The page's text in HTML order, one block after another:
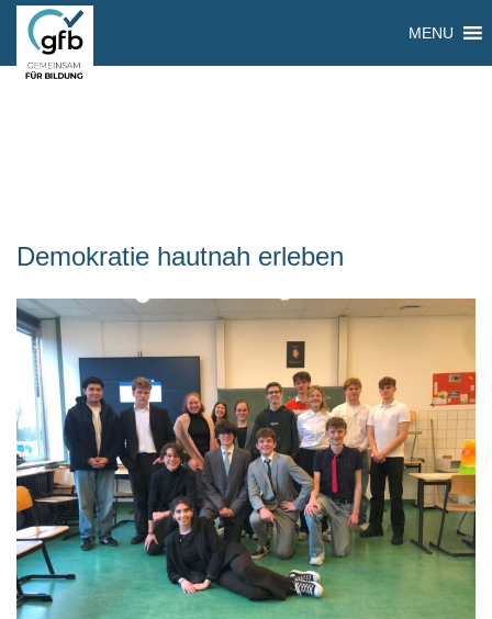
MENU
Demokratie hautnah erleben